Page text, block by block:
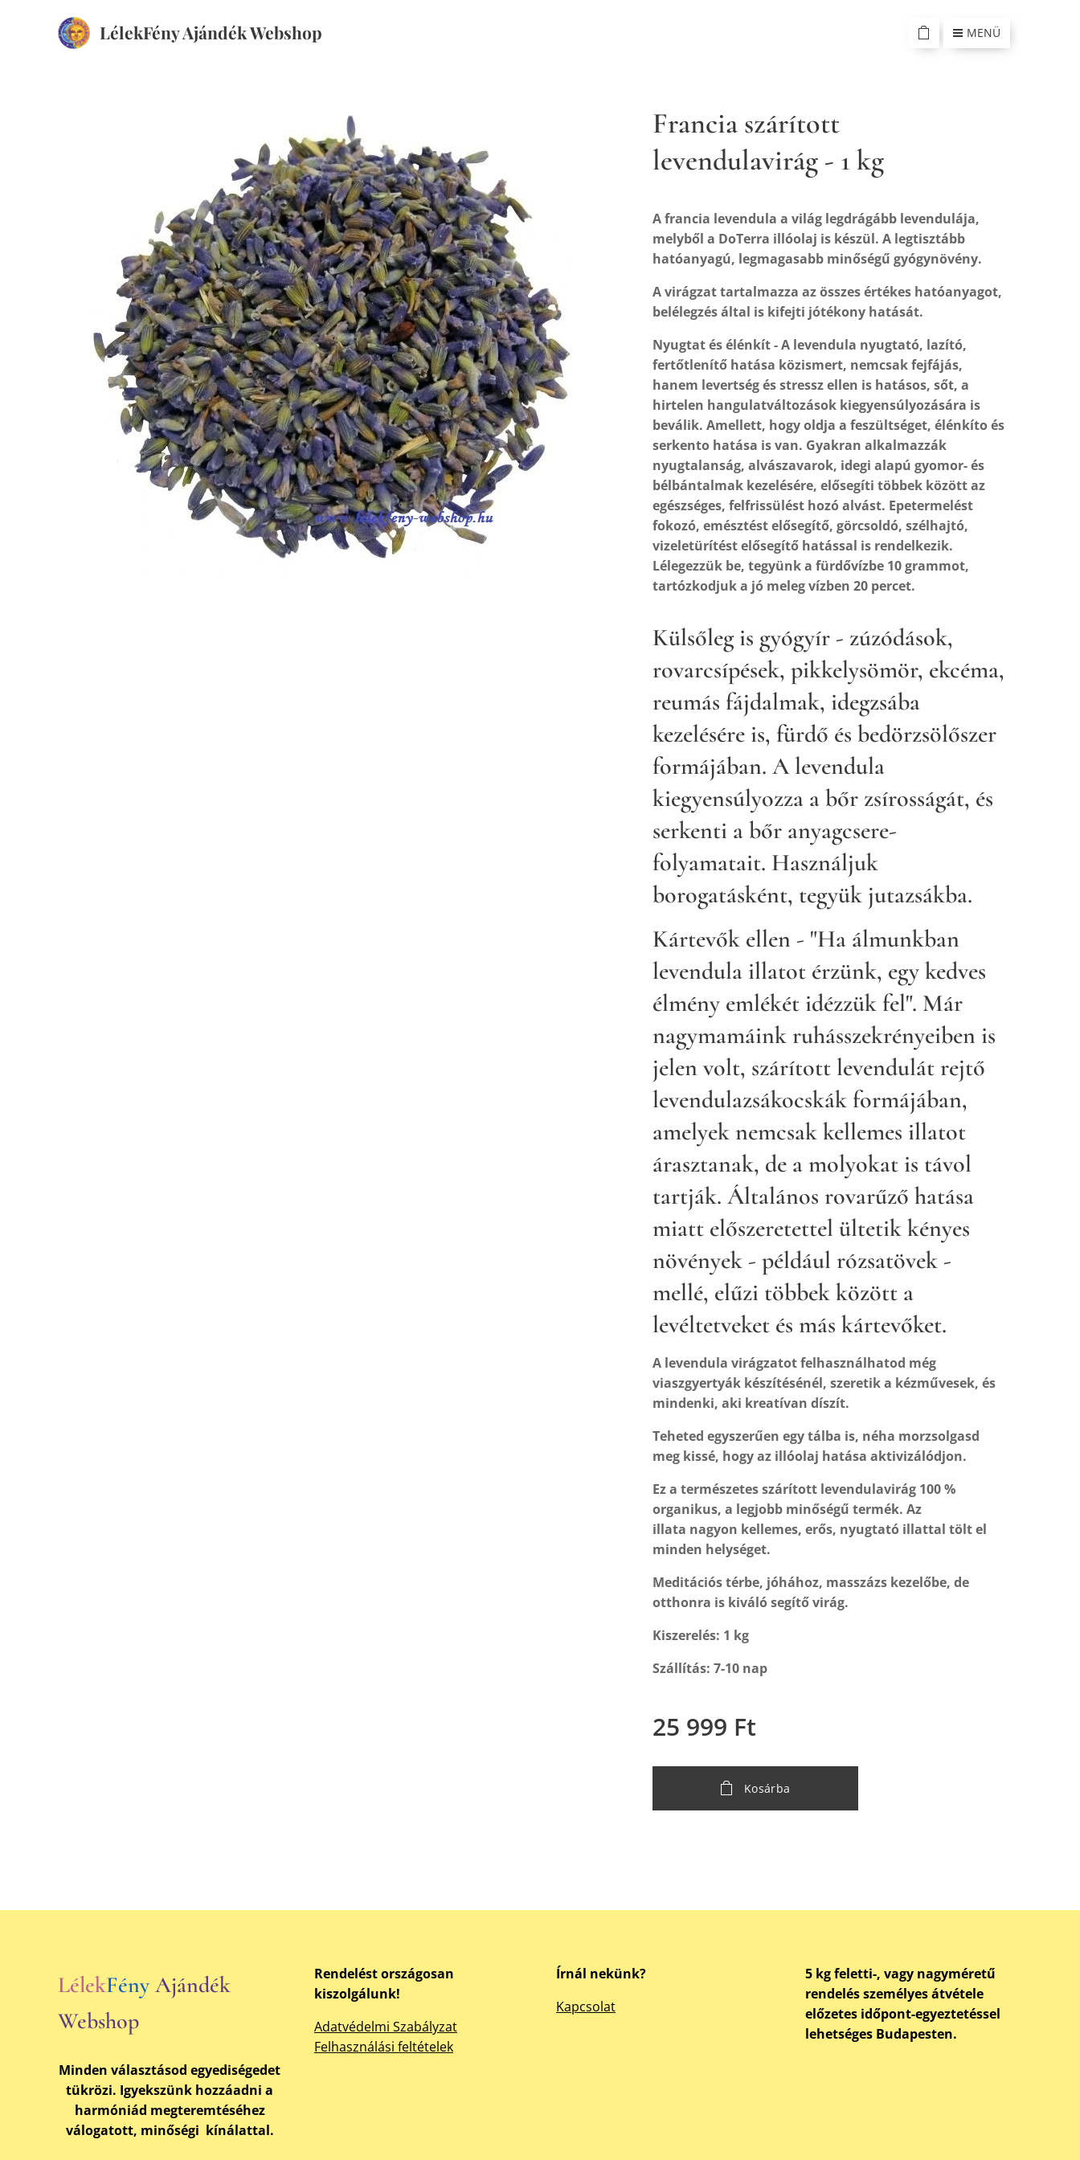
LélekFény Ajándék Webshop MENÜ
Francia szárított
levendulavirág - 1 kg
A francia levendula a világ legdrágább levendulája,
melyből a DoTerra illóolaj is készül. A legtisztább
hatóanyagú, legmagasabb minőségű gyógynövény.
A virágzat tartalmazza az összes értékes hatóanyagot,
belélegzés által is kifejti jótékony hatását.
Nyugtat és élénkít - A levendula nyugtató, lazító,
fertőtlenítő hatása közismert, nemcsak fejfájás,
hanem levertség és stressz ellen is hatásos, sőt, a
hirtelen hangulatváltozások kiegyensúlyozására is
beválik. Amellett, hogy oldja a feszültséget, élénkíto és
serkento hatása is van. Gyakran alkalmazzák
nyugtalanság, alvászavarok, idegi alapú gyomor- és
bélbántalmak kezelésére, elősegíti többek között az
egészséges, felfrissülést hozó alvást. Epetermelést
fokozó, emésztést elősegítő, görcsoldó, szélhajtó,
vizeletürítést elősegítő hatással is rendelkezik.
Lélegezzük be, tegyünk a fürdővízbe 10 grammot,
tartózkodjuk a jó meleg vízben 20 percet.
Külsőleg is gyógyír - zúzódások,
rovarcsípések, pikkelysömör, ekcéma,
reumás fájdalmak, idegzsába
kezelésére is, fürdő és bedörzsölőszer
formájában. A levendula
kiegyensúlyozza a bőr zsírosságát, és
serkenti a bőr anyagcsere-
folyamatait. Használjuk
borogatásként, tegyük jutazsákba.
Kártevők ellen - "Ha álmunkban
levendula illatot érzünk, egy kedves
élmény emlékét idézzük fel". Már
nagymamáink ruhásszekrényeiben is
jelen volt, szárított levendulát rejtő
levendulazsákocskák formájában,
amelyek nemcsak kellemes illatot
árasztanak, de a molyokat is távol
tartják. Általános rovarűző hatása
miatt előszeretettel ültetik kényes
növények - például rózsatövek -
mellé, elűzi többek között a
levéltetveket és más kártevőket.
A levendula virágzatot felhasználhatod még
viaszgyertyák készítésénél, szeretik a kézművesek, és
mindenki, aki kreatívan díszít.
Teheted egyszerűen egy tálba is, néha morzsolgasd
meg kissé, hogy az illóolaj hatása aktivizálódjon.
Ez a természetes szárított levendulavirág 100 %
organikus, a legjobb minőségű termék. Az
illata nagyon kellemes, erős, nyugtató illattal tölt el
minden helységet.
Meditációs térbe, jóhához, masszázs kezelőbe, de
otthonra is kiváló segítő virág.
Kiszerelés: 1 kg
Szállítás: 7-10 nap
25 999 Ft
Kosárba
LélekFény Ajándék
Webshop
Minden választásod egyediségedet
tükrözi. Igyekszünk hozzáadni a
harmóniád megteremtéséhez
válogatott, minőségi kínálattal.
Rendelést országosan
kiszolgálunk!
Adatvédelmi Szabályzat
Felhasználási feltételek
Írnál nekünk?
Kapcsolat
5 kg feletti-, vagy nagyméretű
rendelés személyes átvétele
előzetes időpont-egyeztetéssel
lehetséges Budapesten.